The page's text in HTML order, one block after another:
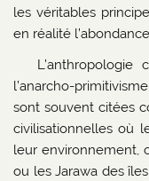
les véritables
en réalité
l’anarcho-
sont souvent citées
civilisationnelles où
leur environnement,
ou les Jarawa des